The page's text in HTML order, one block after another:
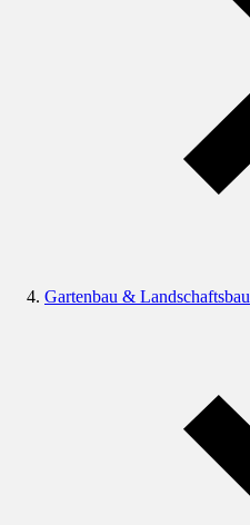
Gartenbau & Landschaftsbau